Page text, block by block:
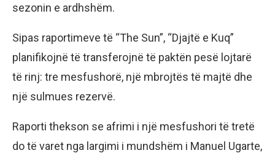
sezonin e ardhshëm.
Sipas raportimeve të “The Sun”, “Djajtë e Kuq”
planifikojnë të transferojnë të paktën pesë lojtarë
të rinj: tre mesfushorë, një mbrojtës të majtë dhe
një sulmues rezervë.
Raporti thekson se afrimi i një mesfushori të tretë
do të varet nga largimi i mundshëm i Manuel Ugarte,